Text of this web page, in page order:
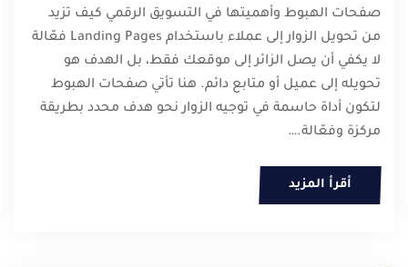
صفحات الهبوط وأهميتها في التسويق الرقمي كيف تزيد
من تحويل الزوار إلى عملاء باستخدام Landing Pages فعّالة
لا يكفي أن يصل الزائر إلى موقعك فقط، بل الهدف هو
تحويله إلى عميل أو متابع دائم. هنا تأتي صفحات الهبوط
لتكون أداة حاسمة في توجيه الزوار نحو هدف محدد بطريقة
مركزة وفعّالة.…
أقرأ المزيد